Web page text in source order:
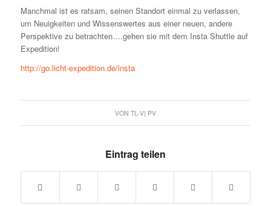
Manchmal ist es ratsam, seinen Standort einmal zu verlassen,
um Neuigkeiten und Wissenswertes aus einer neuen, andere
Perspektive zu betrachten….gehen sie mit dem Insta Shuttle auf
Expedition!
http://go.licht-expedition.de/insta
VON TL-V| PV
Eintrag teilen